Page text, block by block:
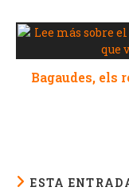
Bagaudes, els
ESTA